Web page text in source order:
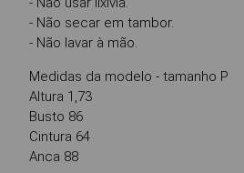
- Não secar em tambor.
- Não lavar à mão.
Medidas da modelo - tamanho P
Altura 1,73
Busto 86
Cintura 64
Anca 88